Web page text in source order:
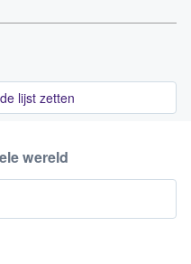
lijst zetten
wereld